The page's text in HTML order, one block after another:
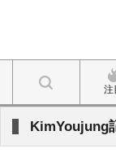
注
KimYoujung